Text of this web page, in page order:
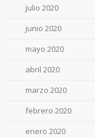
julio 2020
junio 2020
mayo 2020
abril 2020
marzo 2020
febrero 2020
enero 2020